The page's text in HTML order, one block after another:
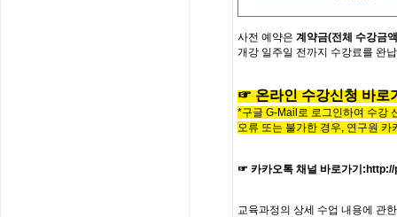
사전 예약은 계약금(전체 수강금
개강 일주일 전까지 수강료를 완
☞온라인수강신청 바로
*구글 G-Mail로 로그인하여 수강
오류 또는 불가한 경우, 연구원 카
☞ 카카오톡 채널 바로가기 :
교육과정의 상세 수업 내용에 관한